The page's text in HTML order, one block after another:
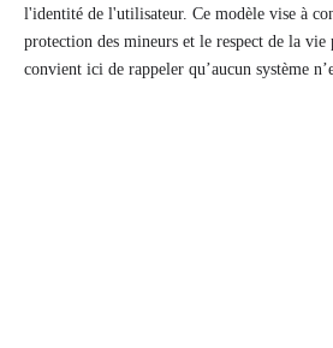
l'identité de l'utilisateur. Ce modèle vise à
protection des mineurs et le respect de la
convient ici de rappeler qu’aucun système